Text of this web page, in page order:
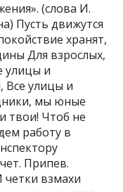
(слова И.
Пусть движутся
хранят,
Для взрослых,
улицы и
Все улицы и
мы юные
Чтоб не
работу в
Припев.
четки взмахи